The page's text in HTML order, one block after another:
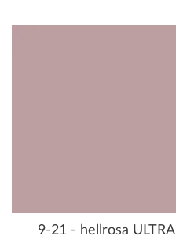
9-21 - hellrosa ULTRA